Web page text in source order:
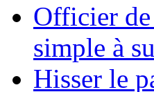
Officier
simple à
Hisser le